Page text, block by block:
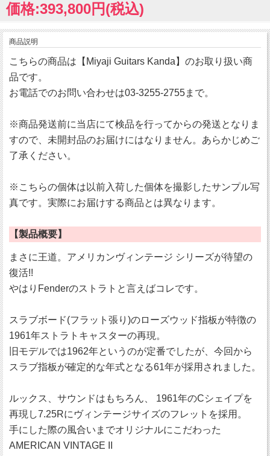
価格:393,800円(税込)
商品説明
こちらの商品は【Miyaji Guitars Kanda】のお取り扱い商
品です。
お電話でのお問い合わせは03-3255-2755まで。
※商品発送前に当店にて検品を行ってからの発送となりま
すので、未開封品のお届けにはなりません。あらかじめご
了承ください。
※こちらの個体は以前入荷した個体を撮影したサンプル写
真です。実際にお届けする商品とは異なります。
【製品概要】
まさに王道。アメリカンヴィンテージ シリーズが待望の
復活!!
やはりFenderのストラトと言えばコレです。
スラブボード(フラット張り)のローズウッド指板が特徴の
1961年ストラトキャスターの再現。
旧モデルでは1962年というのが定番でしたが、今回から
スラブ指板が確定的な年式となる61年が採用されました。
ルックス、サウンドはもちろん、 1961年のCシェイプを
再現し7.25Rにヴィンテージサイズのフレットを採用。
手にした際の風合いまでオリジナルにこだわった
AMERICAN VINTAGE II